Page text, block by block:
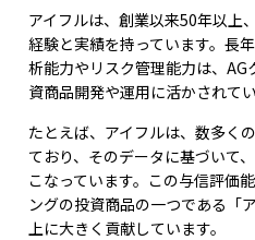
アイフルは、創業以来50年以上
経験と実績を持っています。長
析能力やリスク管理能力は、
資商品開発や運用に活かされてい
たとえば、アイフルは、数多く
ており、そのデータに基づいて
こなっています。この与信評価
ングの投資商品の一つである「
上に大きく貢献しています。